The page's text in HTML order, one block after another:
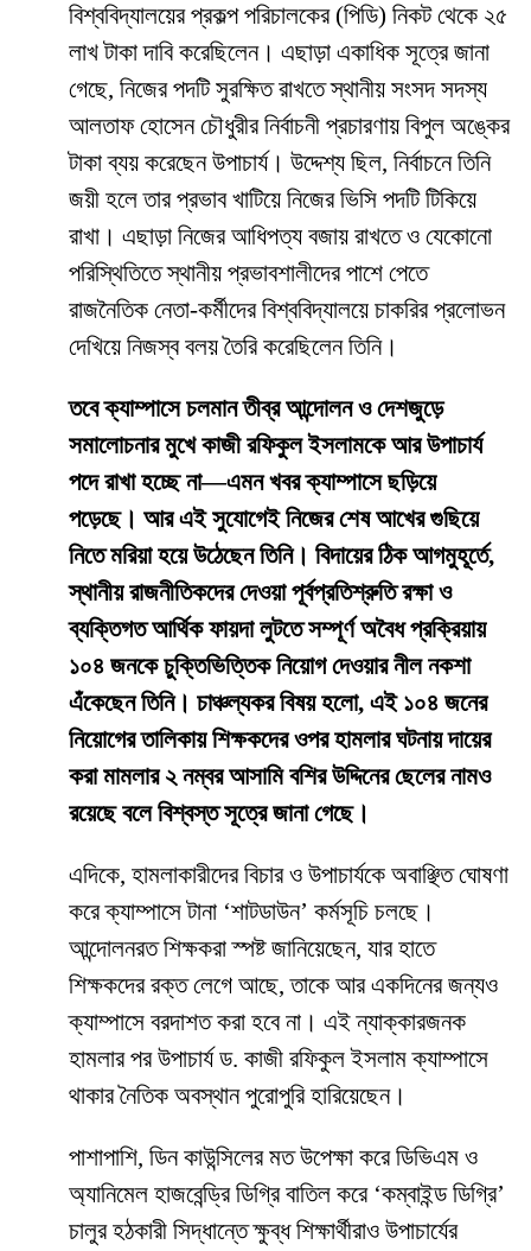
বিশ্ববিদ্যালয়ের প্রকল্প পরিচালকের (পিডি) নিকট থেকে ২৫
লাখ টাকা দাবি করেছিলেন। এছাড়া একাধিক সূত্রে জানা
গেছে, নিজের পদটি সুরক্ষিত রাখতে স্থানীয় সংসদ সদস্য
আলতাফ হোসেন চৌধুরীর নির্বাচনী প্রচারণায় বিপুল অঙ্কের
টাকা ব্যয় করেছেন উপাচার্য। উদ্দেশ্য ছিল, নির্বাচনে তিনি
জয়ী হলে তার প্রভাব খাটিয়ে নিজের ভিসি পদটি টিকিয়ে
রাখা। এছাড়া নিজের আধিপত্য বজায় রাখতে ও যেকোনো
পরিস্থিতিতে স্থানীয় প্রভাবশালীদের পাশে পেতে
রাজনৈতিক নেতা-কর্মীদের বিশ্ববিদ্যালয়ে চাকরির প্রলোভন
দেখিয়ে নিজস্ব বলয় তৈরি করেছিলেন তিনি।
তবে ক্যাম্পাসে চলমান তীব্র আন্দোলন ও দেশজুড়ে
সমালোচনার মুখে কাজী রফিকুল ইসলামকে আর উপাচার্য
পদে রাখা হচ্ছে না—এমন খবর ক্যাম্পাসে ছড়িয়ে
পড়েছে। আর এই সুযোগেই নিজের শেষ আখের গুছিয়ে
নিতে মরিয়া হয়ে উঠেছেন তিনি। বিদায়ের ঠিক আগমুহূর্তে,
স্থানীয় রাজনীতিকদের দেওয়া পূর্বপ্রতিশ্রুতি রক্ষা ও
ব্যক্তিগত আর্থিক ফায়দা লুটতে সম্পূর্ণ অবৈধ প্রক্রিয়ায়
১০৪ জনকে চুক্তিভিত্তিক নিয়োগ দেওয়ার নীল নকশা
এঁকেছেন তিনি। চাঞ্চল্যকর বিষয় হলো, এই ১০৪ জনের
নিয়োগের তালিকায় শিক্ষকদের ওপর হামলার ঘটনায় দায়ের
করা মামলার ২ নম্বর আসামি বশির উদ্দিনের ছেলের নামও
রয়েছে বলে বিশ্বস্ত সূত্রে জানা গেছে।
​এদিকে, হামলাকারীদের বিচার ও উপাচার্যকে অবাঞ্ছিত ঘোষণা
করে ক্যাম্পাসে টানা ‘শাটডাউন’ কর্মসূচি চলছে।
আন্দোলনরত শিক্ষকরা স্পষ্ট জানিয়েছেন, যার হাতে
শিক্ষকদের রক্ত লেগে আছে, তাকে আর একদিনের জন্যও
ক্যাম্পাসে বরদাশত করা হবে না। এই ন্যাক্কারজনক
হামলার পর উপাচার্য ড. কাজী রফিকুল ইসলাম ক্যাম্পাসে
থাকার নৈতিক অবস্থান পুরোপুরি হারিয়েছেন।
​পাশাপাশি, ডিন কাউন্সিলের মত উপেক্ষা করে ডিভিএম ও
অ্যানিমেল হাজবেন্ড্রি ডিগ্রি বাতিল করে ‘কম্বাইন্ড ডিগ্রি’
চালুর হঠকারী সিদ্ধান্তে ক্ষুব্ধ শিক্ষার্থীরাও উপাচার্যের